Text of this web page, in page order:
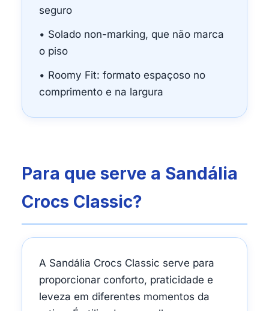
seguro
• Solado non-marking, que não marca
o piso
• Roomy Fit: formato espaçoso no
comprimento e na largura
Para que serve a Sandália
Crocs Classic?
A Sandália Crocs Classic serve para
proporcionar conforto, praticidade e
leveza em diferentes momentos da